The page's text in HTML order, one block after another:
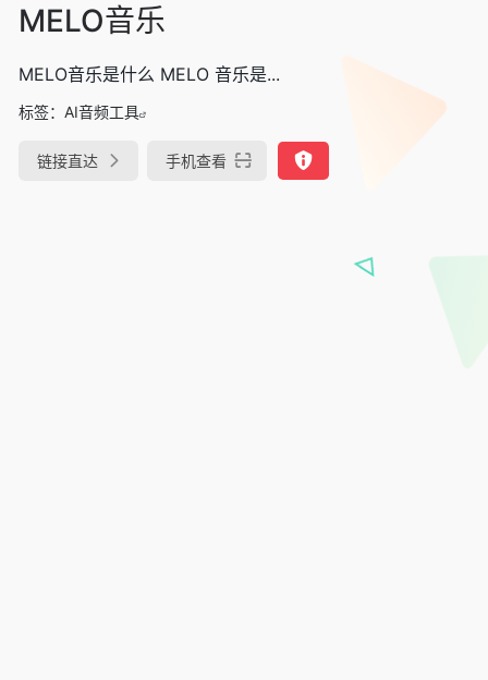
MELO音乐
MELO音乐是什么 MELO 音乐是...
标签： AI音频工具
链接直达 手机查看